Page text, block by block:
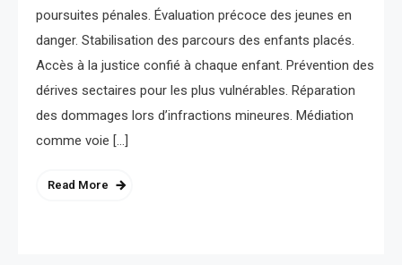
poursuites pénales. Évaluation précoce des jeunes en
danger. Stabilisation des parcours des enfants placés.
Accès à la justice confié à chaque enfant. Prévention des
dérives sectaires pour les plus vulnérables. Réparation
des dommages lors d’infractions mineures. Médiation
comme voie […]
Read More